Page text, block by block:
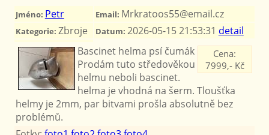
Jméno: Petr Email: Mrkratoos55@email.cz
Kategorie: Zbroje Datum: 2026-05-15 21:53:31 detail
Cena:
7999,- Kč
Bascinet helma psí čumák
Prodám tuto středověkou
helmu neboli bascinet.
helma je vhodná na šerm. Tloušťka
helmy je 2mm, par bitvami prošla absolutně bez
problémů.